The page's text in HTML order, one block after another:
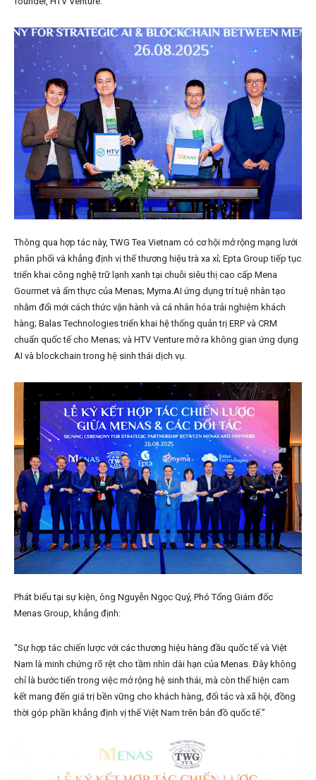
Thông qua hợp tác này, TWG Tea Vietnam có cơ hội mở rộng mạng lưới
phân phối và khẳng định vị thế thương hiệu trà xa xỉ; Epta Group tiếp tục
triển khai công nghệ trữ lạnh xanh tại chuỗi siêu thị cao cấp Mena
Gourmet và ẩm thực của Menas; Myma.AI ứng dụng trí tuệ nhân tạo
nhằm đổi mới cách thức vận hành và cá nhân hóa trải nghiệm khách
hàng; Balas Technologies triển khai hệ thống quản trị ERP và CRM
chuẩn quốc tế cho Menas; và HTV Venture mở ra không gian ứng dụng
AI và blockchain trong hệ sinh thái dịch vụ.
Phát biểu tại sự kiện, ông Nguyễn Ngọc Quý, Phó Tổng Giám đốc
Menas Group, khẳng định:
“Sự hợp tác chiến lược với các thương hiệu hàng đầu quốc tế và Việt
Nam là minh chứng rõ rệt cho tầm nhìn dài hạn của Menas. Đây không
chỉ là bước tiến trong việc mở rộng hệ sinh thái, mà còn thể hiện cam
kết mang đến giá trị bền vững cho khách hàng, đối tác và xã hội, đồng
thời góp phần khẳng định vị thế Việt Nam trên bản đồ quốc tế.”